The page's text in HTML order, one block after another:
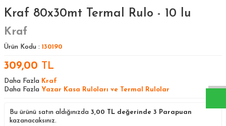
Kraf 80x30mt Termal Rulo - 10 lu
Kraf
Ürün Kodu : 130190
309,00 TL
Daha Fazla Kraf
Daha Fazla Yazar Kasa Ruloları ve Termal Rulolar
Bu ürünü satın aldığınızda 3,00 TL değerinde 3 Parapuan
kazanacaksınız.